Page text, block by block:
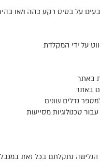
צבעים על בסיס רקע כהה ו/או
על ידי המקלדת
באתר
באתר
גדלים שונים
טכנולוגיות מסייעות
נתקלתם בכל זאת